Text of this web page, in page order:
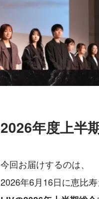
2026年度上半
今回お届けするのは、
2026年6月16日に恵比